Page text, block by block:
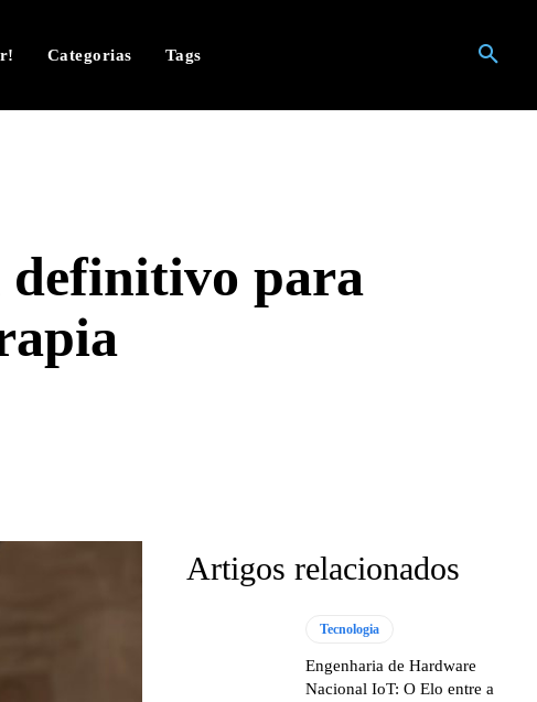
Categorias Tags
definitivo para
Artigos relacionados
Tecnologia
Engenharia de Hardware
Nacional IoT: O Elo entre a